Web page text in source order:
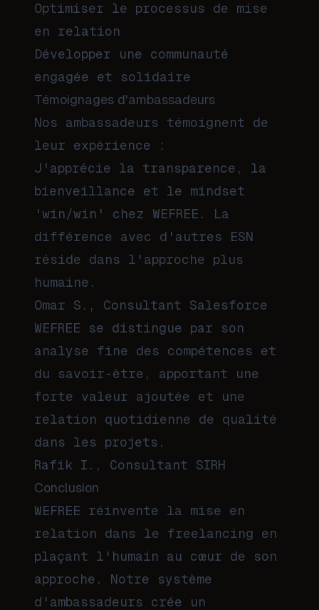
Optimiser le processus de mise
en relation
Développer une communauté
engagée et solidaire
Témoignages d'ambassadeurs
Nos ambassadeurs témoignent de
leur expérience :
J'apprécie la transparence, la
bienveillance et le mindset
'win/win' chez WEFREE. La
différence avec d'autres ESN
réside dans l'approche plus
humaine.
Omar S., Consultant Salesforce
WEFREE se distingue par son
analyse fine des compétences et
du savoir-être, apportant une
forte valeur ajoutée et une
relation quotidienne de qualité
dans les projets.
Rafik I., Consultant SIRH
Conclusion
WEFREE réinvente la mise en
relation dans le freelancing en
plaçant l'humain au cœur de son
approche. Notre système
d'ambassadeurs crée un